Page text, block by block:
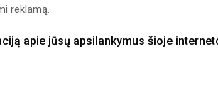
reklamą.
apie jūsų apsilankymus šioje